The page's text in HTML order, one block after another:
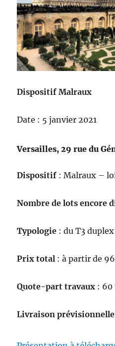
Dispositif Malraux
Date : 5 janvier 2021
Versailles, 29 rue du
Dispositif : Malraux –
Nombre de lots encore
Typologie : du T3
Prix total : à partir de
Quote-part travaux : 60
Livraison prévisionnelle